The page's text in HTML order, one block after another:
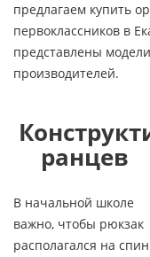
предлагаем купить
первоклассников в
представлены
производителей.
ранцев
В начальной школе
важно, чтобы рюкзак
располагался на